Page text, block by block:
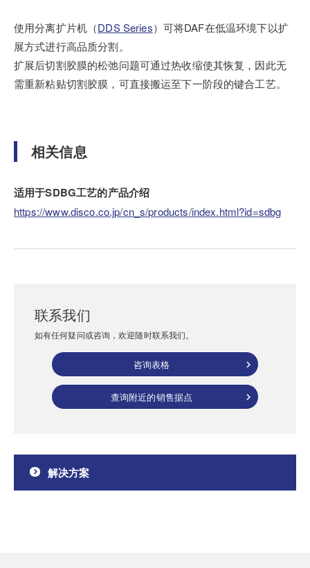
使用分离扩片机（DDS Series）可将DAF在低温环境下以扩
展方式进行高品质分割。
扩展后切割胶膜的松弛问题可通过热收缩使其恢复，因此无
需重新粘贴切割胶膜，可直接搬运至下一阶段的键合工艺。
相关信息
适用于SDBG工艺的产品介绍
https://www.disco.co.jp/cn_s/products/index.html?id=sdbg
联系我们
如有任何疑问或咨询，欢迎随时联系我们。
咨询表格
查询附近的销售据点
解决方案